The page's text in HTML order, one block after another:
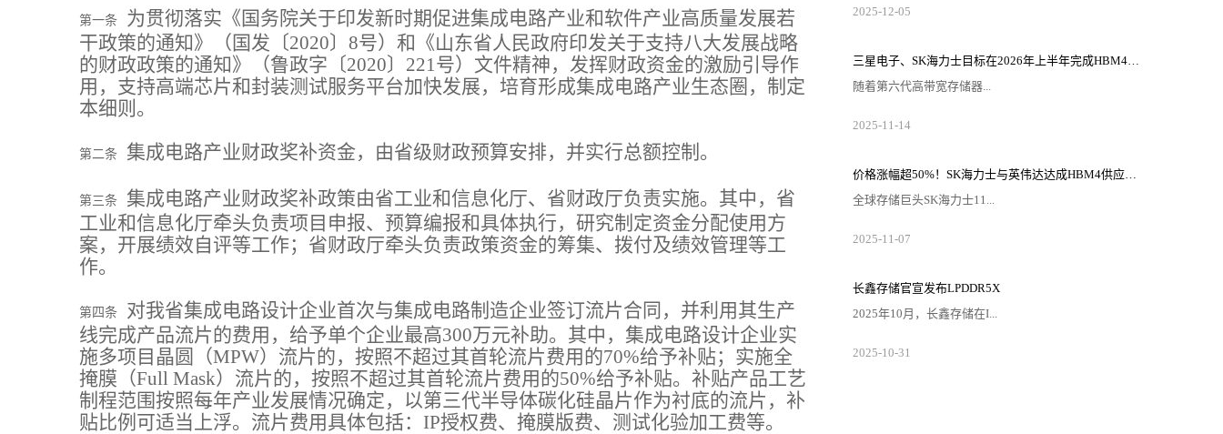
第一条
为贯彻落实《国务院关于印发新时期促进集成电路产业和软件产业高质量发展若
干政策的通知》（国发〔2020〕8号）和《山东省人民政府印发关于支持八大发展战略
的财政政策的通知》（鲁政字〔2020〕221号）文件精神，发挥财政资金的激励引导作
用，支持高端芯片和封装测试服务平台加快发展，培育形成集成电路产业生态圈，制定
本细则。
第二条 集成电路产业财政奖补资金，由省级财政预算安排，并实行总额控制。
第三条
集成电路产业财政奖补政策由省工业和信息化厅、省财政厅负责实施。其中，省
工业和信息化厅牵头负责项目申报、预算编报和具体执行，研究制定资金分配使用方
案，开展绩效自评等工作；省财政厅牵头负责政策资金的筹集、拨付及绩效管理等工
作。
第四条
对我省集成电路设计企业首次与集成电路制造企业签订流片合同，并利用其生产
线完成产品流片的费用，给予单个企业最高300万元补助。其中，集成电路设计企业实
施多项目晶圆（MPW）流片的，按照不超过其首轮流片费用的70%给予补贴；实施全
掩膜（Full Mask）流片的，按照不超过其首轮流片费用的50%给予补贴。补贴产品工艺
制程范围按照每年产业发展情况确定，以第三代半导体碳化硅晶片作为衬底的流片，补
贴比例可适当上浮。流片费用具体包括：IP授权费、掩膜版费、测试化验加工费等。
带宽存储器（HBM4）的研发，并内部完成了量产前的
最后阶段——生产准备就绪认证（PRA）。据半导体行
段。PRA是一项内部指标，用于证明产品的良率和性能
已达到量产标准。三星电子通过将10nm级第六代（1c）
DRAM芯片与采用其代工部门4nm逻辑工艺制造的基础
芯片相结合，克服了...
2025-12-05
三星电子、SK海力士目标在2026年上半年完成HBM4E的研发
随着第六代高带宽存储器...
（HBM4）在存储半导体行业的竞争日趋激烈，对下一
代HBM的需求也日益凸显，促使三星电子和SK海力士加
“通用”产品，转向根据客户需求设计和供应核心组件的
“定制”产品。据韩媒报道称，有业内消息透露，三星电
子与SK海力士已设定目标，力争最早于明年上半年完成
HBM4E的开发工作。据...
2025-11-14
​价格涨幅超50%！SK海力士与英伟达达成HBM4供应协议
全球存储巨头SK海力士11...
月5日正式宣布，已与英伟达完成2026年高带宽内存
（HBM4）的供应价格及数量谈判。根据双方达成的协
元/颗）涨幅达51.4%，超出此前业内500美元的预期价
12%。这一合作不仅巩固了SK海力士在HBM市场的主导
地位，更折射出AI时代高端内存供需失衡的行业现状。
此次...
2025-11-07
长鑫存储官宣发布LPDDR5X
2025年10月，长鑫存储在I...
EEE 2025 ASICON会议上正式宣布量产LPDDR5X系列产
品，最高速率突破10667Mbps，标志着国产存储技术首
2025-10-31